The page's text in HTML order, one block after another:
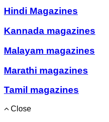
Hindi Magazines
Kannada magazines
Malayam magazines
Marathi magazines
Tamil magazines
Close